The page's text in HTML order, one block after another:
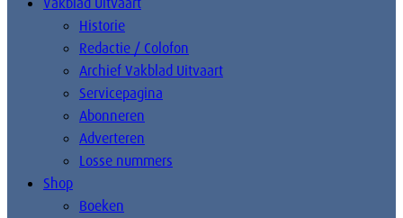
Historie
Redactie / Colofon
Archief Vakblad Uitvaart
Servicepagina
Abonneren
Adverteren
Losse nummers
Shop
Boeken